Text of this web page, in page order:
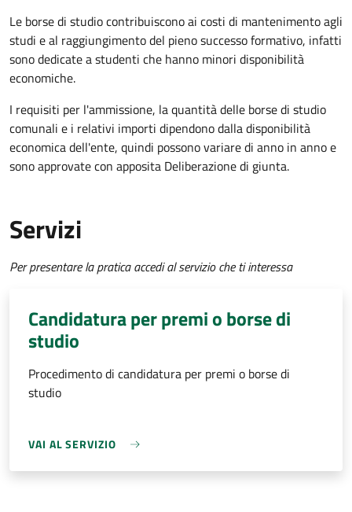
Le borse di studio contribuiscono ai costi di mantenimento agli
studi e al raggiungimento del pieno successo formativo, infatti
sono dedicate a studenti che hanno minori disponibilità
economiche.
I requisiti per l'ammissione, la quantità delle borse di studio
comunali e i relativi importi dipendono dalla disponibilità
economica dell'ente, quindi possono variare di anno in anno e
sono approvate con apposita Deliberazione di giunta.
Servizi
Per presentare la pratica accedi al servizio che ti interessa
Candidatura per premi o borse di
studio
Procedimento di candidatura per premi o borse di
studio
VAI AL SERVIZIO